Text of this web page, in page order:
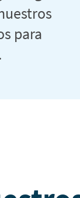
para